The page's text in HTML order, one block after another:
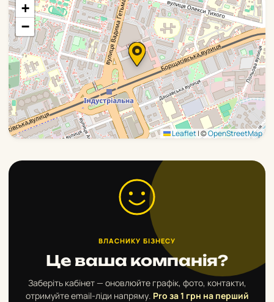
+
−
Leaflet|©OpenStreetMap
ВЛАСНИКУ БІЗНЕСУ
Це ваша компанія?
Заберіть кабінет — оновлюйте графік, фото, контакти,
отримуйте email-ліди напряму. Pro за 1 грн на перший